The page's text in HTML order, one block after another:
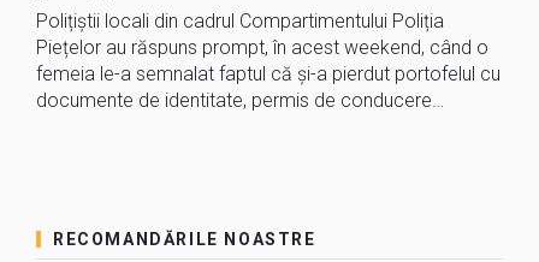
Polițiștii locali din cadrul Compartimentului Poliția
Piețelor au răspuns prompt, în acest weekend, când o
femeia le-a semnalat faptul că și-a pierdut portofelul cu
documente de identitate, permis de conducere…
RECOMANDĂRILE NOASTRE